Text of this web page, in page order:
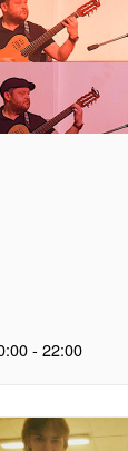
- 22:00